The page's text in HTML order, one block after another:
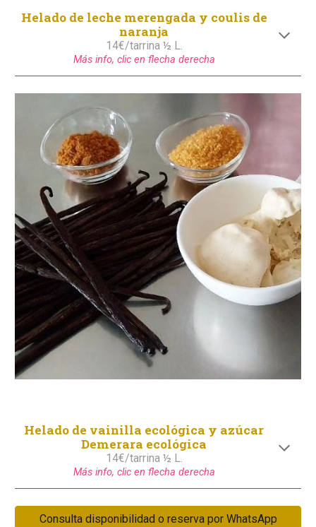
Helado de leche merengada y coulis de
naranja
14€/tarrina ½ L.
Más info, clic en flecha derecha
Helado de vainilla ecológica y azúcar
Demerara ecológica
14€/tarrina ½ L.
Más info, clic en flecha derecha
Consulta disponibilidad o reserva por WhatsApp